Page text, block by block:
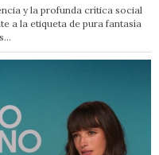
y la profunda crítica social
a la etiqueta de pura fantasía